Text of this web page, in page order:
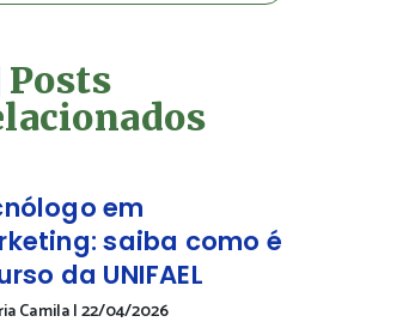
Posts
em
saiba como é
da UNIFAEL
Camila|22/04/2026